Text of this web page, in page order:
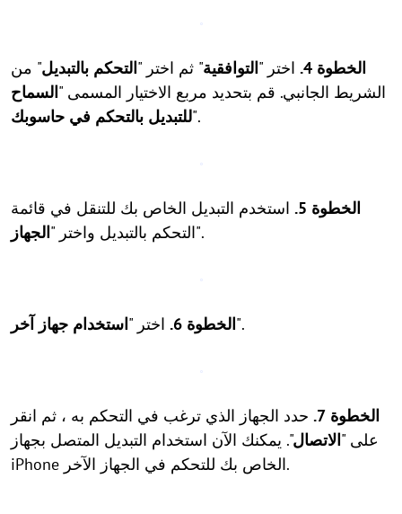
الخطوة 4. اختر "التوافقية" ثم اختر "التحكم بالتبديل" من
الشريط الجانبي. قم بتحديد مربع الاختيار المسمى "السماح
للتبديل بالتحكم في حاسوبك".
الخطوة 5.
استخدم التبديل الخاص بك للتنقل في قائمة
التحكم بالتبديل واختر "الجهاز ".
الخطوة 6. اختر "استخدام جهاز آخر ".
الخطوة 7.
حدد الجهاز الذي ترغب في التحكم به ، ثم انقر
على "الاتصال". يمكنك الآن استخدام التبديل المتصل بجهاز
iPhone الخاص بك للتحكم في الجهاز الآخر.